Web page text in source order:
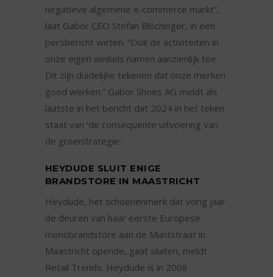
negatieve algemene e-commerce markt”,
laat Gabor CEO Stefan Blöchinger, in een
persbericht weten. “Ook de activiteiten in
onze eigen winkels namen aanzienlijk toe.
Dit zijn duidelijke tekenen dat onze merken
goed werken.” Gabor Shoes AG meldt als
laatste in het bericht dat 2024 in het teken
staat van ‘de consequente uitvoering van
de groeistrategie’.
HEYDUDE SLUIT ENIGE
BRANDSTORE IN MAASTRICHT
Heydude, het schoenenmerk dat vorig jaar
de deuren van haar eerste Europese
monobrandstore aan de Muntstraat in
Maastricht opende, gaat sluiten, meldt
Retail Trends. Heydude is in 2008